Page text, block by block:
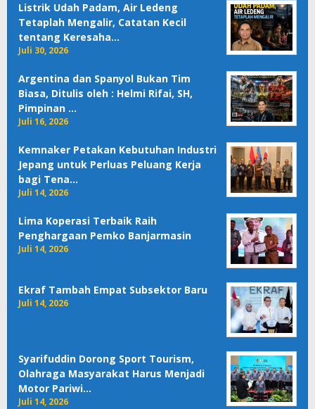
Listrik Udah Padam, Air Ledeng
Tetaplah Mengalir, Catatan Kecil
tentang Keresaha…
Juli 30, 2026
Argentina dan Spanyol Bukan Tim
Biasa, Ditulis oleh : Helmi Rifai, SH,
Pimpinan …
Juli 16, 2026
Kemnaker Petakan Kebutuhan Industri
Jepang untuk Perluas Peluang Kerja
bagi Tena…
Juli 14, 2026
Lima Koperasi Terbaik Raih
Penghargaan Pemko Banjarmasin
Juli 14, 2026
Ekraf Tambah Empat Subsektor Baru
Juli 14, 2026
Syarifuddin Dorong Sport Tourism,
Olahraga Masyarakat Harus Menjadi
Motor Pariwi…
Juli 14, 2026